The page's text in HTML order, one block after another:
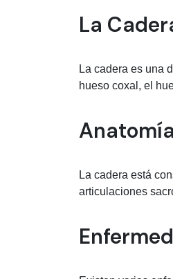
La
La cadera es una
hueso coxal, el
La cadera está
articulaciones